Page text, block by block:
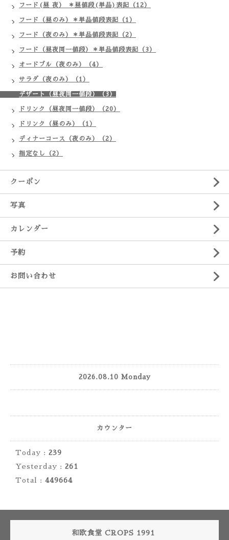
フード(昼 夜） ＊昼値段(単品)表記（12）
フード（昼のみ）＊単品値段表記（1）
フード（夜のみ）＊単品値段表記（2）
フード（昼夜同一値段）＊単品値段表記（3）
オードブル（夜のみ）（4）
サラダ（夜のみ）（1）
デザート（昼夜同一値段）（3）
ドリンク（昼夜同一値段）（20）
ドリンク（昼のみ）（1）
ディナーコース（夜のみ）（2）
指定なし（2）
クーポン
写真
カレンダー
予約
お問い合わせ
2026.08.10 Monday
カウンター
Today : 239
Yesterday : 261
Total : 449664
和欧食堂 CROPS 1991